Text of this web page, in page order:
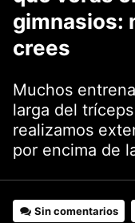
gimnasios:
crees
Muchos
larga del
realizamos
por encima de
Sin comentarios